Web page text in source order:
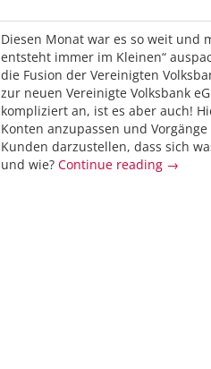
Diesen Monat war es so weit und
entsteht immer im Kleinen“
die Fusion der Vereinigten
zur neuen Vereinigte Volksbank
kompliziert an, ist es aber auch!
Konten anzupassen und
Kunden darzustellen, dass sich
und wie? Continue reading →